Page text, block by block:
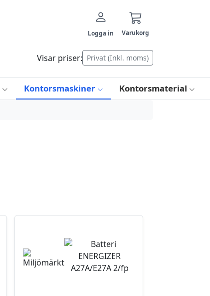
Logga in Varukorg
Visar priser: Privat (Inkl. moms)
Kontorsmaskiner Kontorsmaterial